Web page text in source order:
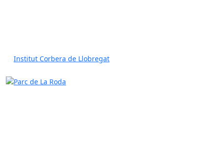
Institut Corbera de Llobregat